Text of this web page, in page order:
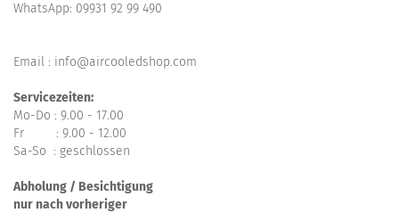
WhatsApp: 09931 92 99 490
Email : info@aircooledshop.com
Servicezeiten:
Mo-Do : 9.00 - 17.00
Fr : 9.00 - 12.00
Sa-So : geschlossen
Abholung / Besichtigung
nur nach vorheriger